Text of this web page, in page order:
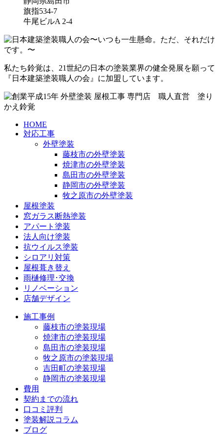
旗指534-7
牛尾ビルA 2-4
私たち鈴覚は、21世紀の日本の塗装業界の健全発展を願って
『日本建築塗装職人の会』に加盟しています。
HOME
対応工事
外壁塗装
藤枝市の外壁塗装
焼津市の外壁塗装
島田市の外壁塗装
静岡市の外壁塗装
牧之原市の外壁塗装
屋根塗装
窓ガラス断熱塗装
アパート塗装
法人向け塗装
抗ウイルス塗装
シロアリ対策
屋根葺き替え
雨樋修理･交換
リノベーション
店舗デザイン
施工事例
藤枝市の塗装現場
焼津市の塗装現場
島田市の塗装現場
牧之原市の塗装現場
吉田町の塗装現場
静岡市の塗装現場
費用
契約までの流れ
口コミ評判
塗装解説コラム
ブログ